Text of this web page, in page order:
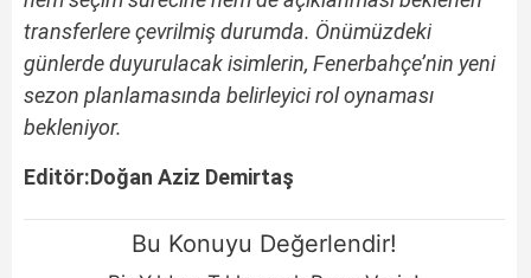
transferlere çevrilmiş durumda. Önümüzdeki
günlerde duyurulacak isimlerin, Fenerbahçe’nin yeni
sezon planlamasında belirleyici rol oynaması
bekleniyor.
Editör:Doğan Aziz Demirtaş
Bu Konuyu Değerlendir!